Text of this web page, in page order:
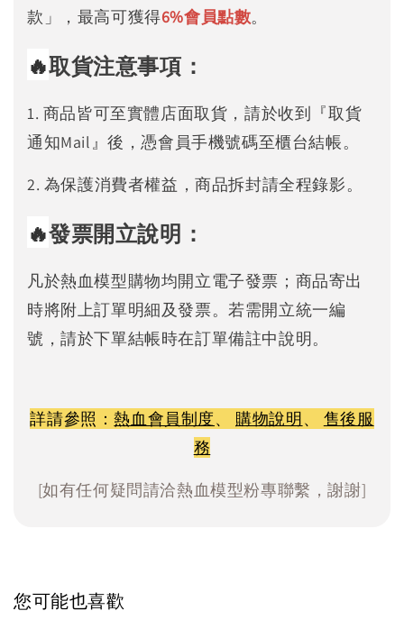
款」，最高可獲得6%會員點數。
🔥取貨注意事項：
1. 商品皆可至實體店面取貨，請於收到『取貨
通知Mail』後，憑會員手機號碼至櫃台結帳。
2. 為保護消費者權益，商品拆封請全程錄影。
🔥發票開立說明：
凡於熱血模型購物均開立電子發票；商品寄出
時將附上訂單明細及發票。若需開立統一編
號，請於下單結帳時在訂單備註中說明。
詳請參照：熱血會員制度、 購物說明、 售後服
務
[如有任何疑問請洽熱血模型粉專聯繫，謝謝]
您可能也喜歡